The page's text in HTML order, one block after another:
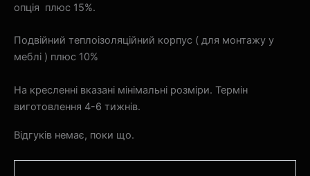
опція плюс 15%.
Подвійний теплоізоляційний корпус ( для монтажу у
меблі ) плюс 10%
На кресленні вказані мінімальні розміри. Термін
виготовлення 4-6 тижнів.
Відгуків немає, поки що.